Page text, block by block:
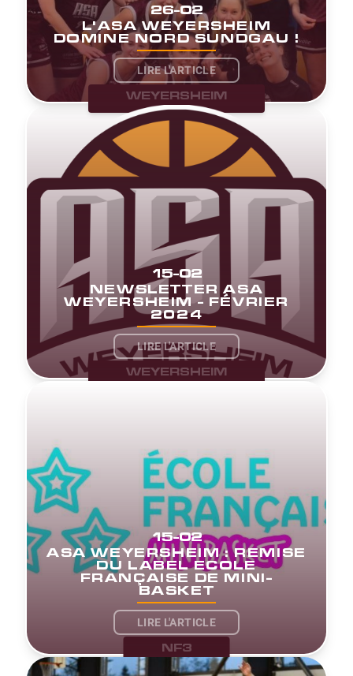
26-02
L'ASA WEYERSHEIM
DOMINE NORD SUNDGAU !
LIRE L'ARTICLE
WEYERSHEIM
15-02
NEWSLETTER ASA
WEYERSHEIM - FÉVRIER
2024
LIRE L'ARTICLE
WEYERSHEIM
15-02
ASA WEYERSHEIM : REMISE
DU LABEL ECOLE
FRANÇAISE DE MINI-
BASKET
LIRE L'ARTICLE
NF3